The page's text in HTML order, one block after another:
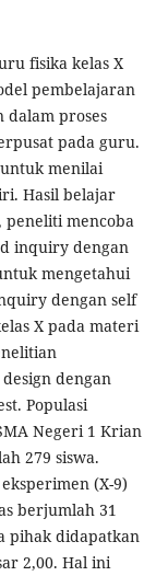
fisika kelas X
pembelajaran
proses
pada guru.
menilai
Hasil belajar
peneliti mencoba
inquiry dengan
mengetahui
dengan self
X pada materi
dengan
Populasi
Negeri 1 Krian
279 siswa.
(X-9)
berjumlah 31
pihak didapatkan
2,00. Hal ini